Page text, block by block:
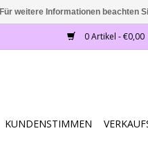
0 Artikel - €0,00
KUNDENSTIMMEN
Für weitere Informationen beachten